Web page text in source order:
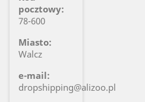
pocztowy:
78-600
Miasto:
Walcz
e-mail:
dropshipping@alizoo.pl